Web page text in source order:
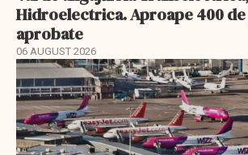
Hidroelectrica. Aproape 400
aprobate
06 AUGUST 2026